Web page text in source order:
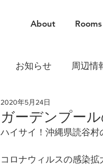
About Rooms
お知らせ 周辺情
ガーデンプー
2020年5月24日
ハイサイ！沖縄県読谷村
コロナウィルスの感染